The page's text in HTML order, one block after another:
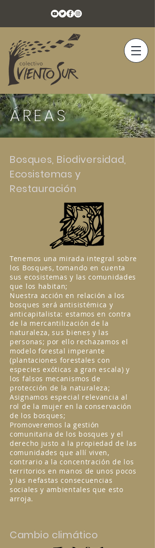
ÁREAS
Bosques, Biodiversidad,
Ecosistemas y
Restauración
Tenemos una mirada integral sobre
los Bosques, tomando en cuenta
sus ecosistemas y las comunidades
que los habitan;
Nuestra acción en relación a los
bosques será antisistémica y
anticapitalista: estamos en contra
de la mercantilización de la
naturaleza, sus bienes y las
personas; por ello rechazamos el
modelo forestal imperante
(plantaciones forestales con
especies exóticas a gran escala) y
los falsos mecanismos de
protección de la naturaleza;
Asignamos especial relevancia al
rol de la mujer en la conservación
de los bosques;
Promoveremos la gestión
comunitaria de los bosques y el
derecho justo a la propiedad de las
comunidades que allí viven,
contrario a la concentración de los
territorios en manos de unos pocos
y las nefastas consecuencias
sociales y ambientales que esto
arroja.
Cambio climático